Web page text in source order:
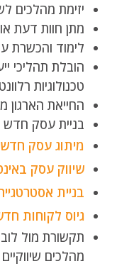
יזימת מהלכים
מתן חוות דעת
לימוד והכשרת
הובלת תהליכי
טכנולוגיות
החייאת הארגון
בניית עסק חדש
מיתוג עסק חדש
שיווק עסק
בניית
גיוס לקוחות
תקשורת מול
מהלכים שיווקיים